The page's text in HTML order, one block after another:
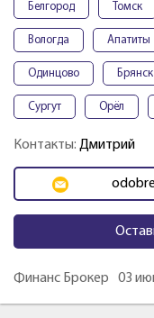
Белгород Томск
Вологда Апатиты
Одинцово Брянск
Сургут Орёл
Контакты: Дмитрий
Финанс Брокер 03